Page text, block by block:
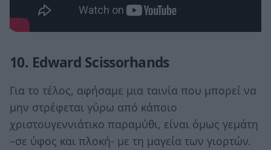
10. Edward Scissorhands
Για το τέλος, αφήσαμε μια ταινία που μπορεί να
μην στρέφεται γύρω από κάποιο
χριστουγεννιάτικο παραμύθι, είναι όμως γεμάτη
–σε ύφος και πλοκή- με τη μαγεία των γιορτών.